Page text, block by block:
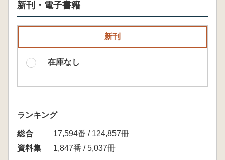
新刊・電子書籍
新刊
在庫なし
ランキング
総合
17,594番 / 124,857冊
資料集
1,847番 / 5,037冊